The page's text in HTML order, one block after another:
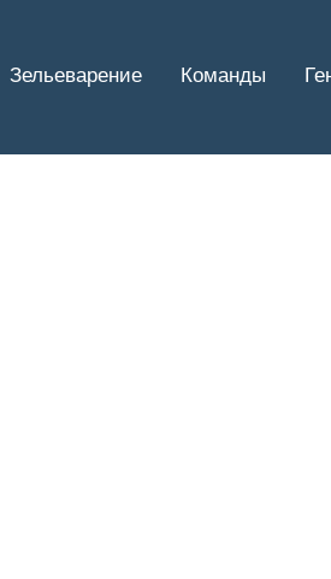
Зельеварение Команды